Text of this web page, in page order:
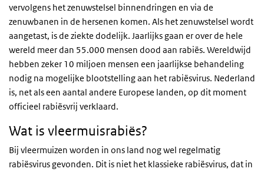
vervolgens het zenuwstelsel binnendringen en via de
zenuwbanen in de hersenen komen. Als het zenuwstelsel wordt
aangetast, is de ziekte dodelijk. Jaarlijks gaan er over de hele
wereld meer dan 55.000 mensen dood aan rabiës. Wereldwijd
hebben zeker 10 miljoen mensen een jaarlijkse behandeling
nodig na mogelijke blootstelling aan het rabiësvirus. Nederland
is, net als een aantal andere Europese landen, op dit moment
officieel rabiësvrij verklaard.
Wat is vleermuisrabiës?
Bij vleermuizen worden in ons land nog wel regelmatig
rabiësvirusgevonden. Dit is niet het klassieke rabiësvirus, dat in